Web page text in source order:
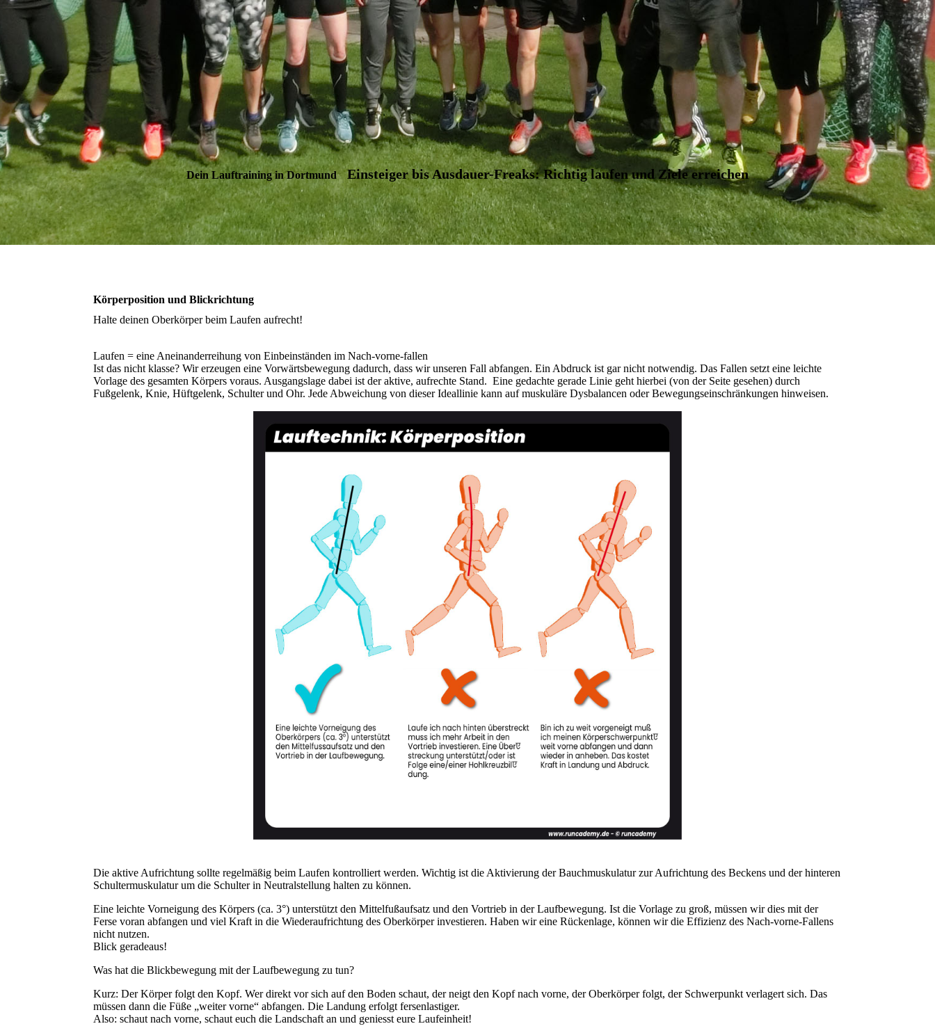
Dein Lauftraining in Dortmund Einsteiger bis Ausdauer-Freaks: Richtig laufen und Ziele erreichen
Körperposition und Blickrichtung
Halte deinen Oberkörper beim Laufen aufrecht!
Laufen = eine Aneinanderreihung von Einbeinständen im Nach-vorne-fallen
Ist das nicht klasse? Wir erzeugen eine Vorwärtsbewegung dadurch, dass wir unseren Fall abfangen. Ein Abdruck ist gar nicht notwendig. Das Fallen setzt eine leichte
Vorlage des gesamten Körpers voraus. Ausgangslage dabei ist der aktive, aufrechte Stand. Eine gedachte gerade Linie geht hierbei (von der Seite gesehen) durch
Fußgelenk, Knie, Hüftgelenk, Schulter und Ohr. Jede Abweichung von dieser Ideallinie kann auf muskuläre Dysbalancen oder Bewegungseinschränkungen hinweisen.
Die aktive Aufrichtung sollte regelmäßig beim Laufen kontrolliert werden. Wichtig ist die Aktivierung der Bauchmuskulatur zur Aufrichtung des Beckens und der hinteren
Schultermuskulatur um die Schulter in Neutralstellung halten zu können.
Eine leichte Vorneigung des Körpers (ca. 3°) unterstützt den Mittelfußaufsatz und den Vortrieb in der Laufbewegung. Ist die Vorlage zu groß, müssen wir dies mit der
Ferse voran abfangen und viel Kraft in die Wiederaufrichtung des Oberkörper investieren. Haben wir eine Rückenlage, können wir die Effizienz des Nach-vorne-Fallens
nicht nutzen.
Blick geradeaus!
Was hat die Blickbewegung mit der Laufbewegung zu tun?
Kurz: Der Körper folgt den Kopf. Wer direkt vor sich auf den Boden schaut, der neigt den Kopf nach vorne, der Oberkörper folgt, der Schwerpunkt verlagert sich. Das
müssen dann die Füße „weiter vorne“ abfangen. Die Landung erfolgt fersenlastiger.
Also: schaut nach vorne, schaut euch die Landschaft an und geniesst eure Laufeinheit!